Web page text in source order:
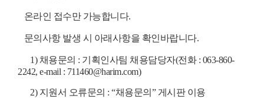
온라인 접수만 가능합니다.
문의사항 발생 시 아래사항을 확인바랍니다.
1) 채용문의 : 기획인사팀 채용담당자(전화 : 063-860-
2242, e-mail : 711460@harim.com)
2) 지원서 오류문의 : “채용문의 ” 게시판 이용